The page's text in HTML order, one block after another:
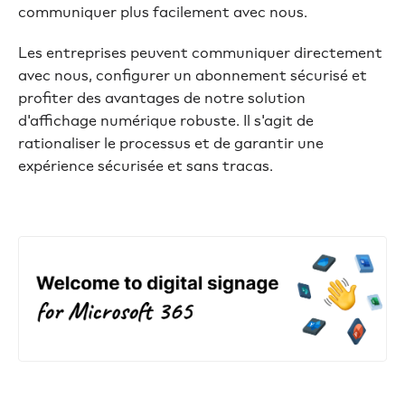
communiquer plus facilement avec nous.
Les entreprises peuvent communiquer directement
avec nous, configurer un abonnement sécurisé et
profiter des avantages de notre solution
d'affichage numérique robuste. Il s'agit de
rationaliser le processus et de garantir une
expérience sécurisée et sans tracas.